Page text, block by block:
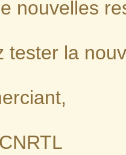
nouvelles
tester la